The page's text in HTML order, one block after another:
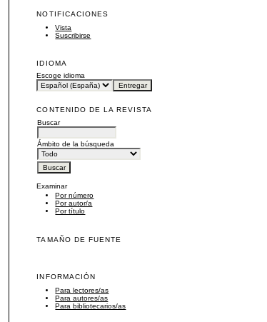
NOTIFICACIONES
Vista
Suscribirse
IDIOMA
Escoge idioma
CONTENIDO DE LA REVISTA
Buscar
Ámbito de la búsqueda
Examinar
Por número
Por autor/a
Por título
TAMAÑO DE FUENTE
INFORMACIÓN
Para lectores/as
Para autores/as
Para bibliotecarios/as